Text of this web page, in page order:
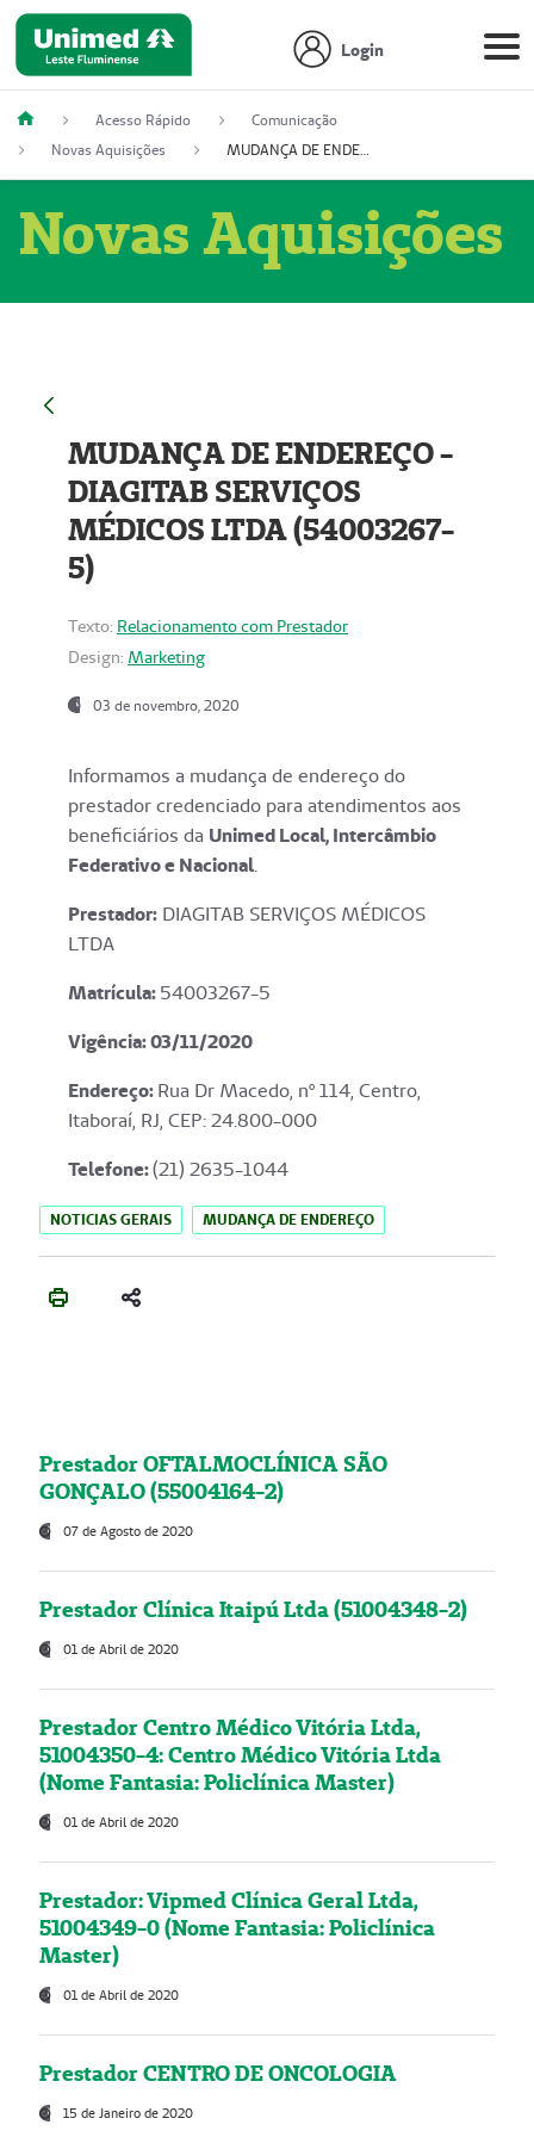
Login
Acesso Rápido
Comunicação
Novas Aquisições
MUDANÇA DE ENDEREÇO - DIAGITAB SERVIÇOS MÉDICOS LTDA (54003267-5)
Novas Aquisições
MUDANÇA DE ENDEREÇO -
DIAGITAB SERVIÇOS
MÉDICOS LTDA (54003267-
5)
Texto: Relacionamento com Prestador
Design: Marketing
03 de novembro, 2020
Informamos a mudança de endereço do
prestador credenciado para atendimentos aos
beneficiários da Unimed Local, Intercâmbio
Federativo e Nacional.
Prestador: DIAGITAB SERVIÇOS MÉDICOS
LTDA
Matrícula:54003267-5
Vigência: 03/11/2020
Endereço:Rua Dr Macedo, nº 114, Centro,
Itaboraí, RJ, CEP: 24.800-000
Telefone:(21) 2635-1044
NOTICIAS GERAIS MUDANÇA DE ENDEREÇO
Prestador OFTALMOCLÍNICA SÃO
GONÇALO (55004164-2)
07 de Agosto de 2020
Prestador Clínica Itaipú Ltda (51004348-2)
01 de Abril de 2020
Prestador Centro Médico Vitória Ltda,
51004350-4: Centro Médico Vitória Ltda
(Nome Fantasia: Policlínica Master)
01 de Abril de 2020
Prestador: Vipmed Clínica Geral Ltda,
51004349-0 (Nome Fantasia: Policlínica
Master)
01 de Abril de 2020
Prestador CENTRO DE ONCOLOGIA
15 de Janeiro de 2020